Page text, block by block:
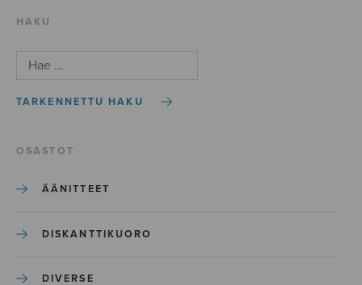
HAKU
TARKENNETTU HAKU
OSASTOT
ÄÄNITTEET
DISKANTTIKUORO
DIVERSE